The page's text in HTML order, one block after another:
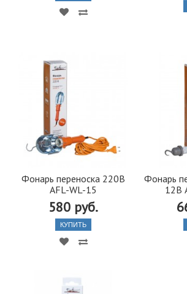
Фонарь переноска 220В
AFL-WL-15
580 руб.
КУПИТЬ
Фонарь
12В